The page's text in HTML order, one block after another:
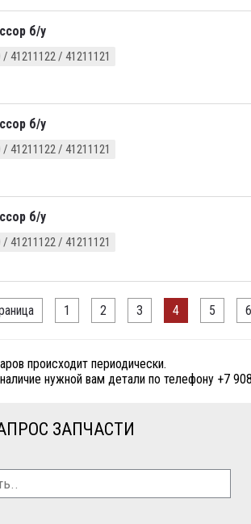
б/у
/ 41211122 / 41211121
б/у
/ 41211122 / 41211121
б/у
/ 41211122 / 41211121
1 2 3 4 5 6
происходит периодически.
нужной вам детали по телефону +7
ЗАПЧАСТИ